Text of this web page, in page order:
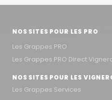
NOS SITES POUR LES PRO
Les Grappes PRO
Les Grappes PRO Direct
NOS SITES POUR LES
Les Grappes Services